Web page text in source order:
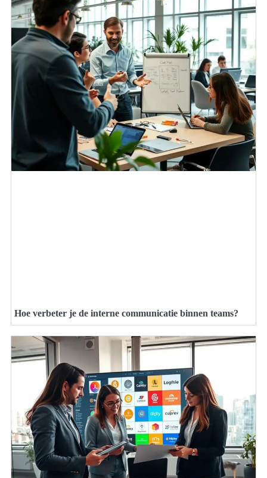
Hoe verbeter je de interne communicatie binnen teams?